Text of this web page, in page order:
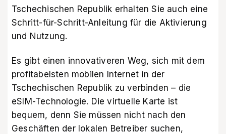
Tschechischen Republik erhalten Sie auch eine
Schritt-für-Schritt-Anleitung für die Aktivierung
und Nutzung.
Es gibt einen innovativeren Weg, sich mit dem
profitabelsten mobilen Internet in der
Tschechischen Republik zu verbinden – die
eSIM-Technologie. Die virtuelle Karte ist
bequem, denn Sie müssen nicht nach den
Geschäften der lokalen Betreiber suchen,